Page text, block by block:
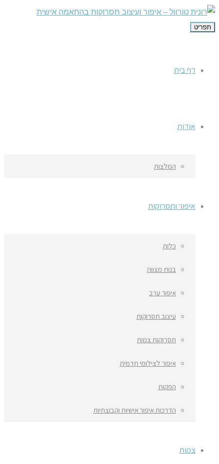
תפריט
דף בית
אודות
המלצות
איפור ותסרוקות
כלות
בנות מצווה
איפור ערב
עיצוב תסרוקות
תסרוקות צמות
איפור לצילומי תדמית
הפקות
הדרכות איפור אישיות וקבוצתיות
צמות